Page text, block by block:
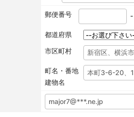
郵便番号 -
都道府県
市区町村
町名・番地
建物名